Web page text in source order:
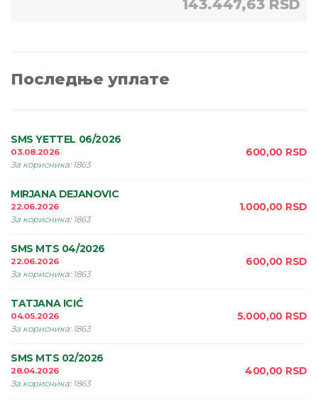
143.447,63 RSD
Последње уплате
SMS YETTEL 06/2026
03.08.2026
За корисника: 1863
600,00 RSD
MIRJANA DEJANOVIC
22.06.2026
За корисника: 1863
1.000,00 RSD
SMS MTS 04/2026
22.06.2026
За корисника: 1863
600,00 RSD
TATJANA ICIĆ
04.05.2026
За корисника: 1863
5.000,00 RSD
SMS MTS 02/2026
28.04.2026
За корисника: 1863
400,00 RSD